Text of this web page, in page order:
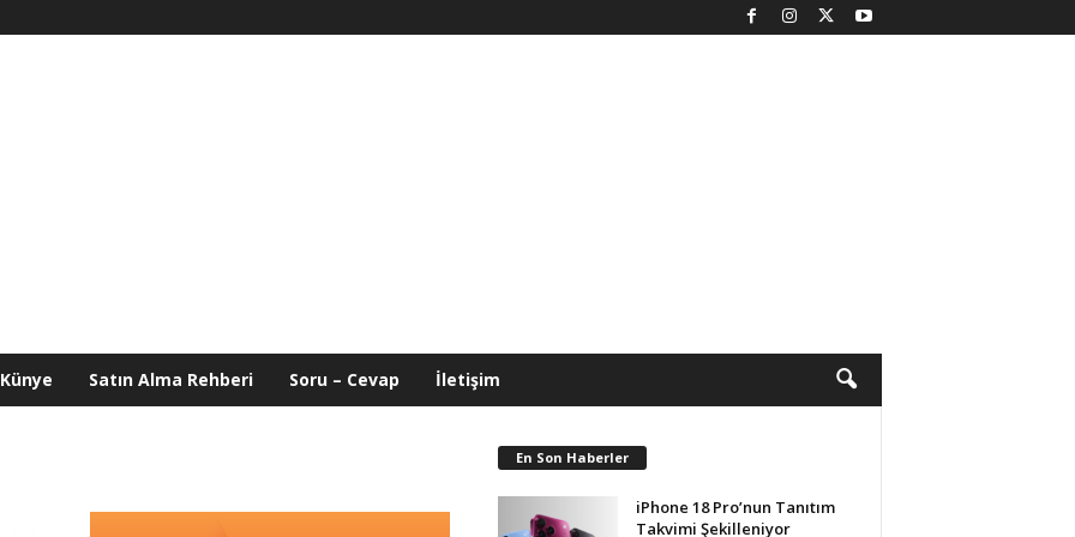
Künye Satın Alma Rehberi Soru – Cevap İletişim
En Son Haberler
iPhone 18 Pro’nun Tanıtım
Takvimi Şekilleniyor